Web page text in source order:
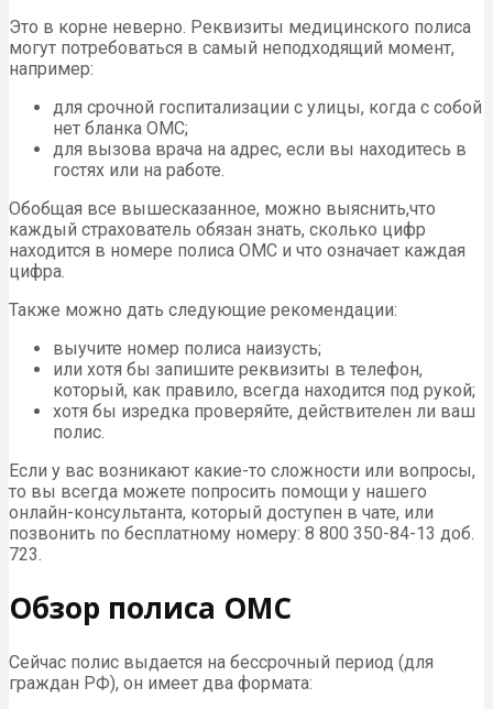
Это в корне неверно. Реквизиты медицинского полиса
могут потребоваться в самый неподходящий момент,
например:
для срочной госпитализации с улицы, когда с собой
нет бланка ОМС;
для вызова врача на адрес, если вы находитесь в
гостях или на работе.
Обобщая все вышесказанное, можно выяснить,что
каждый страхователь обязан знать, сколько цифр
находится в номере полиса ОМС и что означает каждая
цифра.
Также можно дать следующие рекомендации:
выучите номер полиса наизусть;
или хотя бы запишите реквизиты в телефон,
который, как правило, всегда находится под рукой;
хотя бы изредка проверяйте, действителен ли ваш
полис.
Если у вас возникают какие-то сложности или вопросы,
то вы всегда можете попросить помощи у нашего
онлайн-консультанта, который доступен в чате, или
позвонить по бесплатному номеру: 8 800 350-84-13 доб.
723.
Обзор полиса ОМС
Сейчас полис выдается на бессрочный период (для
граждан РФ), он имеет два формата: